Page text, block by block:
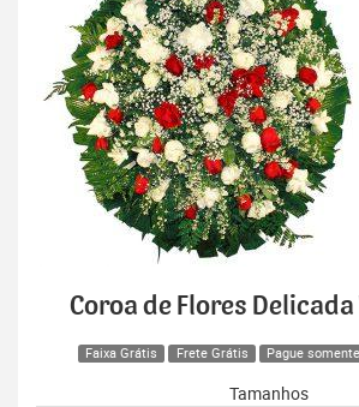
Coroa de Flores
Faixa Grátis Frete Grátis Pague
Tamanhos